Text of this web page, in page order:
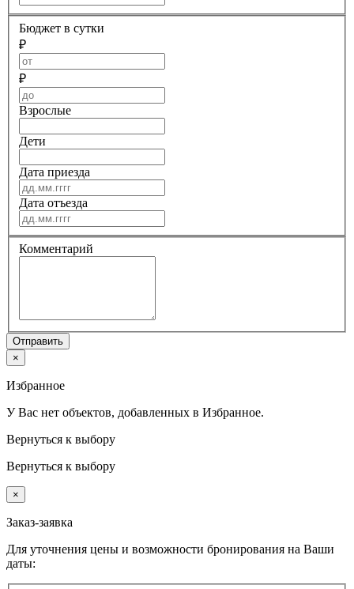
Бюджет в сутки
₽
₽
Взрослые
Дети
Дата приезда
Дата отъезда
Комментарий
Отправить
×
Избранное
У Вас нет объектов, добавленных в Избранное.
Вернуться к выбору
Вернуться к выбору
×
Заказ-заявка
Для уточнения цены и возможности бронирования на Ваши
даты: